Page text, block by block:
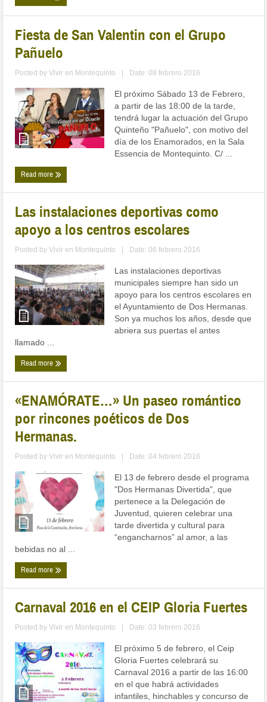
Fiesta de San Valentin con el Grupo
Pañuelo
Posted byVivir en Montequinto Date: 08 febrero 2016
El próximo Sábado 13 de Febrero,
a partir de las 18:00 de la tarde,
tendrá lugar la actuación del Grupo
Quinteño "Pañuelo", con motivo del
día de los Enamorados, en la Sala
Essencia de Montequinto. C/ ...
Read more
Las instalaciones deportivas como
apoyo a los centros escolares
Posted byVivir en Montequinto Date: 06 febrero 2016
Las instalaciones deportivas
municipales siempre han sido un
apoyo para los centros escolares en
el Ayuntamiento de Dos Hermanas.
Son ya muchos los años, desde que
abriera sus puertas el antes
llamado ...
Read more
«ENAMÓRATE…» Un paseo romántico
por rincones poéticos de Dos
Hermanas.
Posted byVivir en Montequinto Date: 04 febrero 2016
El 13 de febrero desde el programa
"Dos Hermanas Divertida", que
pertenece a la Delegación de
Juventud, quieren celebrar una
tarde divertida y cultural para
“engancharnos” al amor, a las
bebidas no al ...
Read more
Carnaval 2016 en el CEIP Gloria Fuertes
Posted byVivir en Montequinto Date: 03 febrero 2016
El próximo 5 de febrero, el Ceip
Gloria Fuertes celebrará su
Carnaval 2016 a partir de las 16:00
en el que habrá actividades
infantiles, hinchables y concurso de